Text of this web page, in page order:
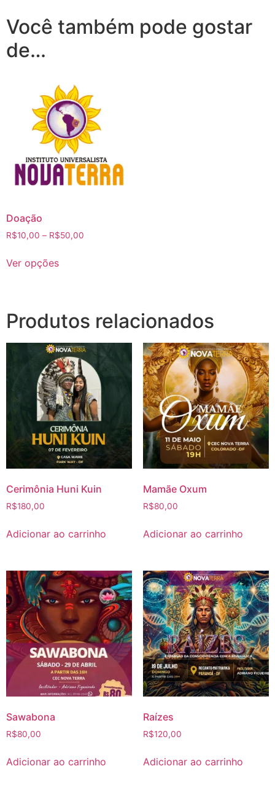
Você também pode gostar
de…
Doação
R$10,00 – R$50,00
Ver opções
Produtos relacionados
Cerimônia Huni Kuin
R$180,00
Adicionar ao carrinho
Mamãe Oxum
R$80,00
Adicionar ao carrinho
Sawabona
R$80,00
Adicionar ao carrinho
Raízes
R$120,00
Adicionar ao carrinho